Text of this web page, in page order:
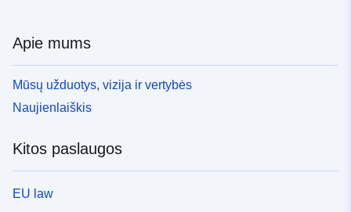
Apie mums
Mūsų užduotys, vizija ir vertybės
Naujienlaiškis
Kitos paslaugos
EU law